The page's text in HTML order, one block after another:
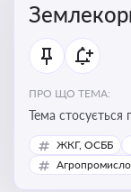
ПРО ЩО ТЕМА:
Тема
землею, зокрема
користування
ЖКГ, ОСББ